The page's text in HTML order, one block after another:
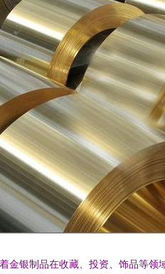
金银制品在收藏、投资、饰品等领